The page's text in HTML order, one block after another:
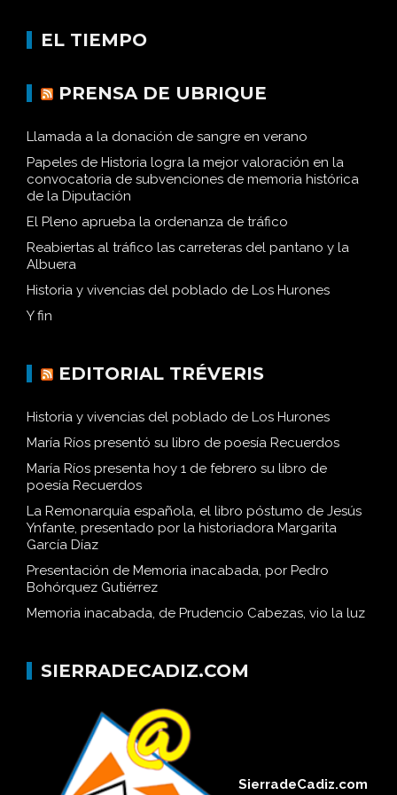
EL TIEMPO
PRENSA DE UBRIQUE
Llamada a la donación de sangre en verano
Papeles de Historia logra la mejor valoración en la
convocatoria de subvenciones de memoria histórica
de la Diputación
El Pleno aprueba la ordenanza de tráfico
Reabiertas al tráfico las carreteras del pantano y la
Historia y vivencias del poblado de Los Hurones
EDITORIAL TRÉVERIS
Historia y vivencias del poblado de Los Hurones
María Ríos presentó su libro de poesía Recuerdos
María Ríos presenta hoy 1 de febrero su libro de
poesía Recuerdos
La Remonarquía española, el libro póstumo de Jesús
Ynfante, presentado por la historiadora Margarita
Presentación de Memoria inacabada, por Pedro
Bohórquez Gutiérrez
Memoria inacabada, de Prudencio Cabezas, vio la luz
SIERRADECADIZ.COM